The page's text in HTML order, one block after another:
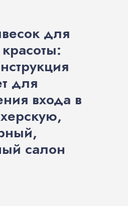
для
для
входа в
салон